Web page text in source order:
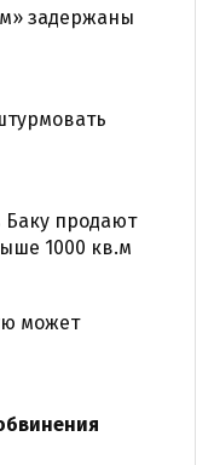
задержаны
Баку продают
1000 кв.м
может